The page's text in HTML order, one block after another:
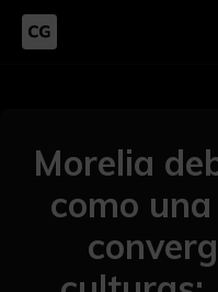
Morelia
como